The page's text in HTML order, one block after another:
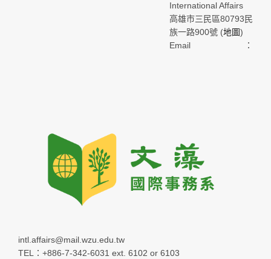
International Affairs
高雄市三民區80793民
族一路900號 (地圖)
Email：
intl.affairs@mail.wzu.edu.tw
TEL：+886-7-342-6031 ext. 6102 or 6103